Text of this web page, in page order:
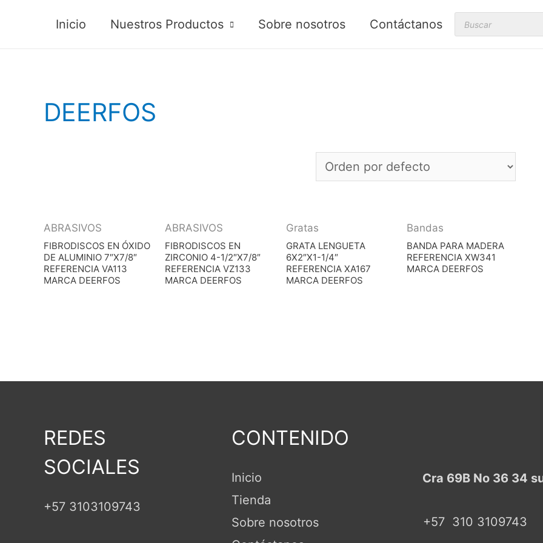
Inicio Nuestros Productos Sobre nosotros Contáctanos
Products
search
DEERFOS
ABRASIVOS
FIBRODISCOS EN ÓXIDO
DE ALUMINIO 7″X7/8″
REFERENCIA VA113
MARCA DEERFOS
ABRASIVOS
FIBRODISCOS EN
ZIRCONIO 4-1/2″X7/8″
REFERENCIA VZ133
MARCA DEERFOS
Gratas
GRATA LENGUETA
6X2″X1-1/4″
REFERENCIA XA167
MARCA DEERFOS
Bandas
BANDA PARA MADERA
REFERENCIA XW341
MARCA DEERFOS
REDES
SOCIALES
+57 3103109743
CONTENIDO
Inicio
Tienda
Sobre nosotros
Cra 69B No 36 34
+57 310 3109743